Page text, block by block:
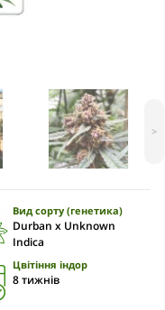
>
Вид сорту (генетика)
Durban x Unknown
Indica
Цвітіння індор
8 тижнів